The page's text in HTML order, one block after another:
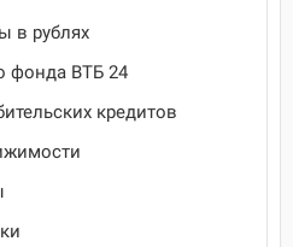
в рублях
фонда ВТБ 24
кредитов